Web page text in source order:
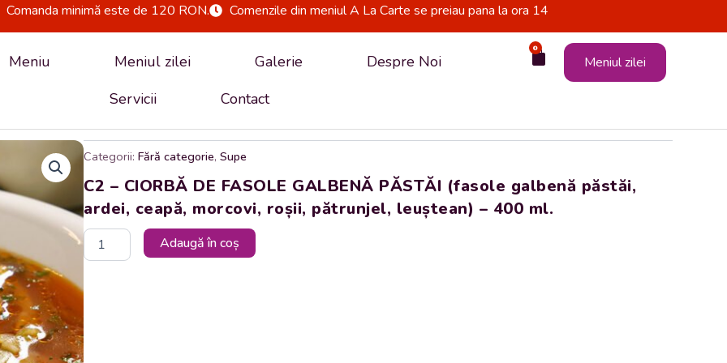
Comanda minimă este de 120 RON. Comenzile din meniul A La Carte se preiau pana la ora 14
Meniu Meniul zilei Galerie
Despre Noi
Servicii
Contact
0
Cart Meniul zilei
Categorii: Fără categorie,Supe
C2 – CIORBĂ DE FASOLE GALBENĂ PĂSTĂI (fasole galbenă păstăi,
ardei, ceapă, morcovi, roșii, pătrunjel, leuștean) – 400 ml.
Cantitate
DE
GALBENĂ
PĂSTĂI
Adaugă în coș